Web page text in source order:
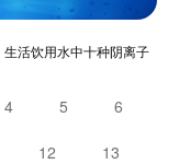
活饮用水中十种阴离子
4 5 6
12 13